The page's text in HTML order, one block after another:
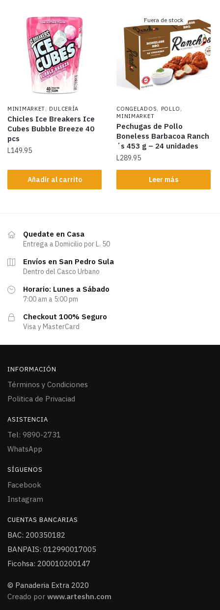
MINIMARKET, DULCERÍA
Chicles Ice Breakers Ice
Cubes Bubble Breeze 40
pcs
L149.95
Añadir al carrito
Fuera de stock
CONGELADOS, POLLO ,
MINIMARKET
Pechugas de Pollo
Boneless Barbacoa Ranch
´s 453 g – 24 unidades
L289.95
Leer más
Quedate en Casa
Entrega a Domicilio por L. 50
Envíos en San Pedro Sula
Dentro del Casco Urbano
Horario: Lunes a Sábado
7:00 am a 5:00 pm
Checkout 100% Seguro
Visa y MasterCard
INFORMACIÓN
Términos y Condiciones
Politica de Privaciad
ASISTENCIA
Tel: 9890-2731
WhatsApp
SÍGUENOS
Facebook
Instagram
CUENTAS BANCARIAS
BAC: 200350182
BANPAIS: 012990017005
Ficohsa: 200010200147
© Panaderia Extra 2020
Creado por www.arteshn.com